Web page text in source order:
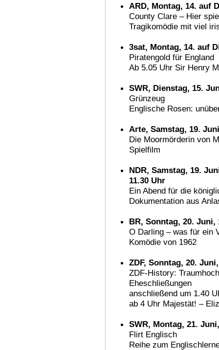
ARD, Montag, 14. auf
County Clare – Hier
Tragikomödie mit viel
3sat, Montag, 14. auf
Piratengold für England
Ab 5.05 Uhr Sir Henry
SWR, Dienstag, 15.
Grünzeug
Englische Rosen:
Arte, Samstag, 19.
Die Moormörderin von
Spielfilm
NDR, Samstag, 19.
11.30 Uhr
Ein Abend für die
Dokumentation aus
BR, Sonntag, 20. Juni,
O Darling – was für ein
Komödie von 1962
ZDF, Sonntag, 20.
ZDF-History:
Eheschließungen
anschließend um 1.40
ab 4 Uhr Majestät! –
SWR, Montag, 21.
Flirt Englisch
Reihe zum